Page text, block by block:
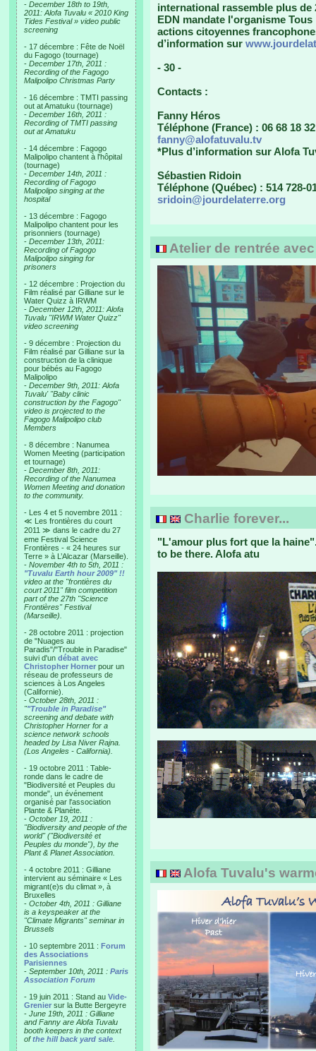
- December 18th to 19th,
2011: Alofa Tuvalu « 2010 King
Tides Festival » video public
screening
- 17 décembre : Fête de Noël
du Fagogo (tournage)
- December 17th, 2011 :
Recording of the Fagogo
Malipolipo Christmas Party
- 16 décembre : TMTI passing
out at Amatuku (tournage)
- December 16th, 2011 :
Recording of TMTI passing
out at Amatuku
- 14 décembre : Fagogo
Malipolipo chantent à l'hôpital
(tournage)
- December 14th, 2011 :
Recording of Fagogo
Malipolipo singing at the
hospital
- 13 décembre : Fagogo
Malipolipo chantent pour les
prisonniers (tournage)
- December 13th, 2011:
Recording of Fagogo
Malipolipo singing for
prisoners
- 12 décembre : Projection du
Film réalisé par Gilliane sur le
Water Quizz à IRWM
- December 12th, 2011: Alofa
Tuvalu "IRWM Water Quizz"
video screening
- 9 décembre : Projection du
Film réalisé par Gilliane sur la
construction de la clinique
pour bébés au Fagogo
Malipolipo
- December 9th, 2011: Alofa
Tuvalu' "Baby clinic
construction by the Fagogo"
video is projected to the
Fagogo Malipolipo club
Members
- 8 décembre : Nanumea
Women Meeting (participation
et tournage)
- December 8th, 2011:
Recording of the Nanumea
Women Meeting and donation
to the community.
- Les 4 et 5 novembre 2011 :
≪ Les frontières du court
2011 ≫ dans le cadre du 27
eme Festival Science
Frontières - « 24 heures sur
Terre » à L’Alcazar (Marseille).
- November 4th to 5th, 2011 :
"Tuvalu Earth hour 2009" !!
video at the "frontières du
court 2011" film competition
part of the 27th "Science
Frontières" Festival
(Marseille).
- 28 octobre 2011 : projection
de "Nuages au
Paradis"/"Trouble in Paradise"
suivi d'un débat avec
Christopher Horner pour un
réseau de professeurs de
sciences à Los Angeles
(Californie).
- October 28th, 2011 :
""Trouble in Paradise"
screening and debate with
Christopher Horner for a
science network schools
headed by Lisa Niver Rajna.
(Los Angeles - California).
- 19 octobre 2011 : Table-
ronde dans le cadre de
"Biodiversité et Peuples du
monde", un événement
organisé par l'association
Plante & Planète.
- October 19, 2011 :
"Biodiversity and people of the
world" ("Biodiversité et
Peuples du monde"), by the
Plant & Planet Association.
- 4 octobre 2011 : Gilliane
intervient au séminaire « Les
migrant(e)s du climat », à
Bruxelles
- October 4th, 2011 : Gilliane
is a keyspeaker at the
"Climate Migrants" seminar in
Brussels
- 10 septembre 2011 : Forum
des Associations
Parisiennes
- September 10th, 2011 : Paris
Association Forum
- 19 juin 2011 : Stand au Vide-
Grenier sur la Butte Bergeyre
- June 19th, 2011 : Gilliane
and Fanny are Alofa Tuvalu
booth keepers in the context
ofthe hill back yard sale
international rassemble plus de
EDN mandate l'organisme
actions citoyennes
d’information sur
- 30 -
Contacts :
Fanny Héros
Téléphone (France) : 06 68 18
fanny@alofatuvalu.tv
*Plus d’information sur Alofa
Sébastien Ridoin
Téléphone (Québec) : 514 728-
sridoin@jourdelaterre.org
Atelier de rentrée
Charlie forever...
"L'amour plus fort que la
to be there. Alofa atu
Alofa Tuvalu's